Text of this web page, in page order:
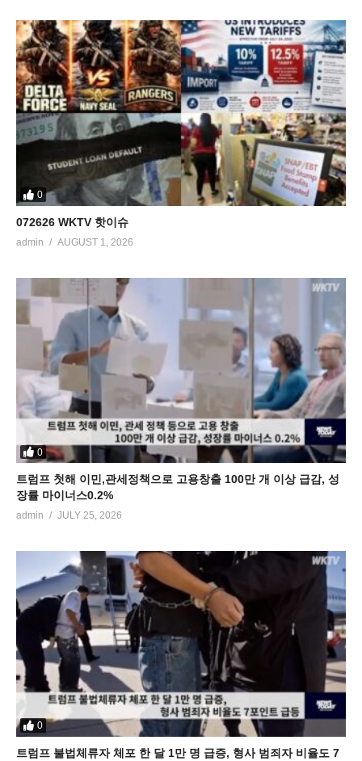
0
072626 WKTV 핫이슈
admin AUGUST 1, 2026
0
트럼프 첫해 이민,관세정책으로 고용창출 100만 개 이상 급감, 성
장률 마이너스0.2%
admin JULY 25, 2026
0
트럼프 불법체류자 체포 한 달 1만 명 급증, 형사 범죄자 비율도 7